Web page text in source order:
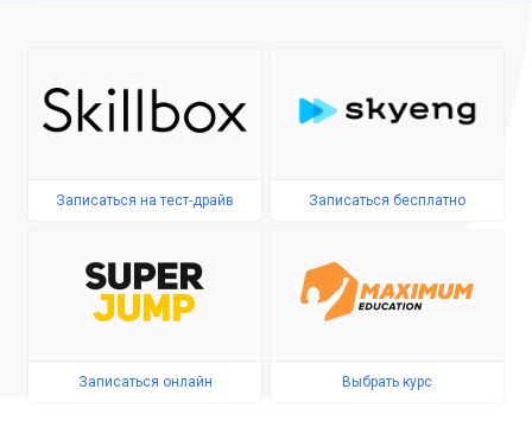
Записаться на тест-драйв Записаться бесплатно
Записаться онлайн Выбрать курс